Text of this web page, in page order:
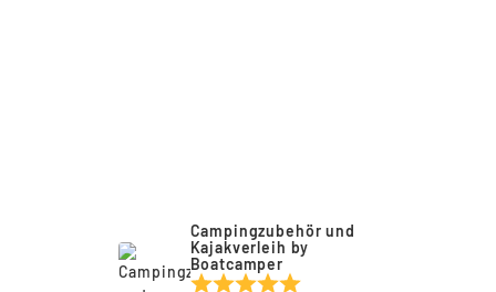
Campingzubehör und
Kajakverleih by
Boatcamper